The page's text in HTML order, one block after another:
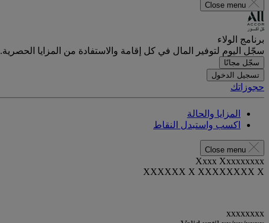
Close menu
برنامج الولاء
سجّل اليوم لتوفير المال في كل إقامة والاستفادة من المزايا الحصرية.
سجّل مجانًا
تسجيل الدخول
حجوزاتك
المزايا والحالة
اكسب واستبدل النقاط
Close menu
Xxxx Xxxxxxxxx
XXXXXX X XXXXXXXX X
xxxxxxxx